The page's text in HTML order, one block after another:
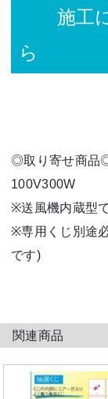
施工に
ら
◎取り寄せ商品◎
※送風機内蔵型
※専用くじ別途
です)
関連商品